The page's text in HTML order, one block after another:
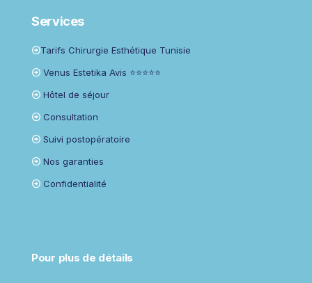
Services
Tarifs Chirurgie Esthétique Tunisie
Venus Estetika Avis ⭐⭐⭐⭐⭐
Hôtel de séjour
Consultation
Suivi postopératoire
Nos garanties
Confidentialité
Pour plus de détails